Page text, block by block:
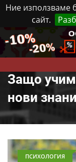
Ние използваме
сайт.
Защо
нови
ПСИХОЛОГИЯ